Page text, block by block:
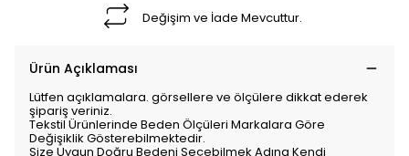
Değişim ve İade Mevcuttur.
Ürün Açıklaması
Lütfen açıklamalara. görsellere ve ölçülere dikkat ederek
şipariş veriniz.
Tekstil Ürünlerinde Beden Ölçüleri Markalara Göre
Değişiklik Gösterebilmektedir.
Size Uygun Doğru Bedeni Seçebilmek Adına Kendi